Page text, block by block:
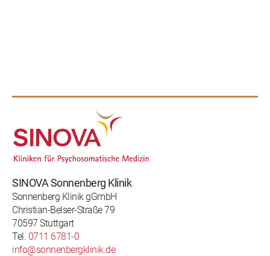
SINOVA Sonnenberg Klinik
Sonnenberg Klinik gGmbH
Christian-Belser-Straße 79
70597 Stuttgart
Tel. 0711 6781-0
info@sonnenbergklinik.de